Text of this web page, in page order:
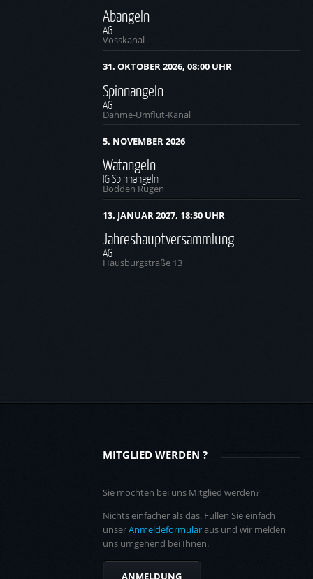
Abangeln
AG
Vosskanal
31. OKTOBER 2026, 08:00 UHR
Spinnangeln
AG
Dahme-Umflut-Kanal
5. NOVEMBER 2026
Watangeln
IG Spinnangeln
Bodden Rügen
13. JANUAR 2027, 18:30 UHR
Jahreshauptversammlung
AG
Hausburgstraße 13
MITGLIED WERDEN ?
Sie möchten bei uns Mitglied werden?
Nichts einfacher als das. Füllen Sie einfach
unserAnmeldeformularaus und wir melden
uns umgehend bei Ihnen.
ANMELDUNG